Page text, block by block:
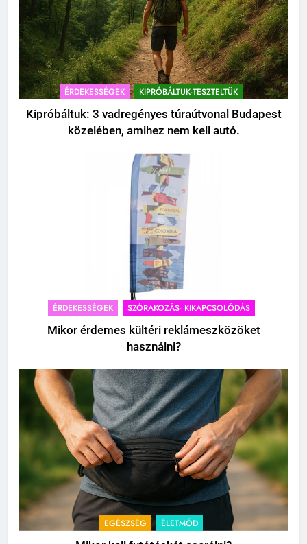
ÉRDEKESSÉGEK KIPRÓBÁLTUK-TESZTELTÜK
Kipróbáltuk: 3 vadregényes túraútvonal Budapest
közelében, amihez nem kell autó.
ÉRDEKESSÉGEK SZÓRAKOZÁS- KIKAPCSOLÓDÁS
Mikor érdemes kültéri reklámeszközöket
használni?
EGÉSZSÉG ÉLETMÓD